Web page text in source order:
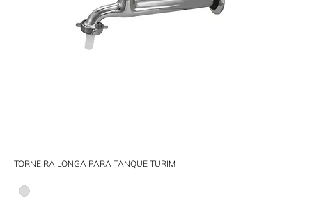
TORNEIRA LONGA PARA TANQUE TURIM